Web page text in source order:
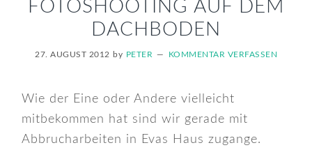
FOTOSHOOTING AUF DEM
DACHBODEN
27. AUGUST 2012 by PETER KOMMENTAR VERFASSEN
Wie der Eine oder Andere vielleicht
mitbekommen hat sind wir gerade mit
Abbrucharbeiten in Evas Haus zugange.